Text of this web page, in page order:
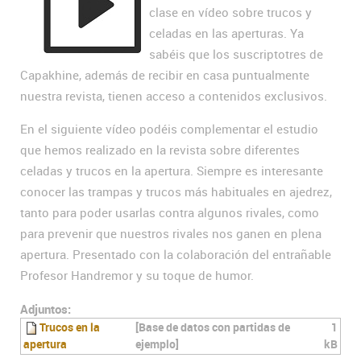
clase en vídeo sobre trucos y
celadas en las aperturas. Ya
sabéis que los suscriptotres de
Capakhine, además de recibir en casa puntualmente
nuestra revista, tienen acceso a contenidos exclusivos.
En el siguiente vídeo podéis complementar el estudio
que hemos realizado en la revista sobre diferentes
celadas y trucos en la apertura. Siempre es interesante
conocer las trampas y trucos más habituales en ajedrez,
tanto para poder usarlas contra algunos rivales, como
para prevenir que nuestros rivales nos ganen en plena
apertura. Presentado con la colaboración del entrañable
Profesor Handremor y su toque de humor.
Adjuntos:
Trucos en la
apertura
[Base de datos con partidas de
ejemplo]
1
kB